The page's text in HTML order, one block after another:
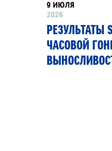
9 ИЮЛЯ
2026
РЕЗУЛЬТАТЫ
ЧАСОВОЙ